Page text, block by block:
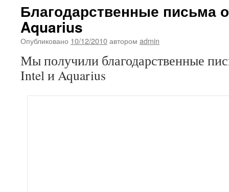
Благодарственные письма
Aquarius
Опубликовано 10/12/2010автором admin
Мы получили благодарственные
Intel и Aquarius